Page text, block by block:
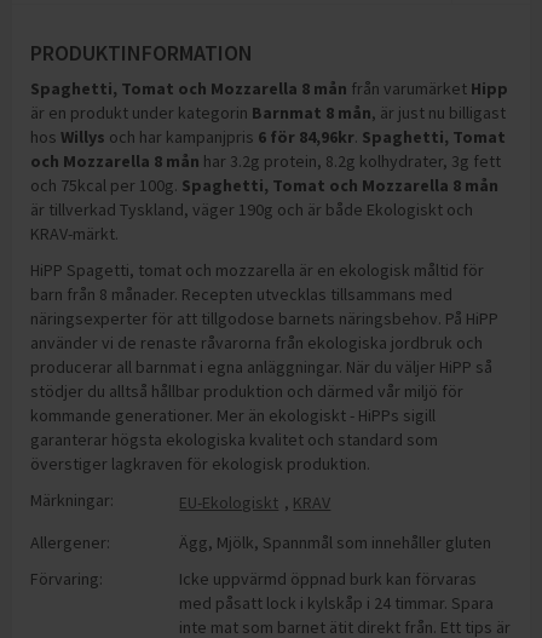
PRODUKTINFORMATION
Spaghetti, Tomat och Mozzarella 8 mån från varumärket Hipp
är en produkt under kategorin Barnmat 8 mån, är just nu billigast
hos Willys och har kampanjpris 6 för 84,96kr. Spaghetti, Tomat
och Mozzarella 8 mån har 3.2g protein, 8.2g kolhydrater, 3g fett
och 75kcal per 100g. Spaghetti, Tomat och Mozzarella 8 mån
är tillverkad Tyskland, väger 190g och är både Ekologiskt och
KRAV-märkt.
HiPP Spagetti, tomat och mozzarella är en ekologisk måltid för
barn från 8 månader. Recepten utvecklas tillsammans med
näringsexperter för att tillgodose barnets näringsbehov. På HiPP
använder vi de renaste råvarorna från ekologiska jordbruk och
producerar all barnmat i egna anläggningar. När du väljer HiPP så
stödjer du alltså hållbar produktion och därmed vår miljö för
kommande generationer. Mer än ekologiskt - HiPPs sigill
garanterar högsta ekologiska kvalitet och standard som
överstiger lagkraven för ekologisk produktion.
Märkningar:
EU-Ekologiskt , KRAV
Allergener:
Ägg, Mjölk, Spannmål som innehåller gluten
Förvaring:
Icke uppvärmd öppnad burk kan förvaras
med påsatt lock i kylskåp i 24 timmar. Spara
inte mat som barnet ätit direkt från. Ett tips är